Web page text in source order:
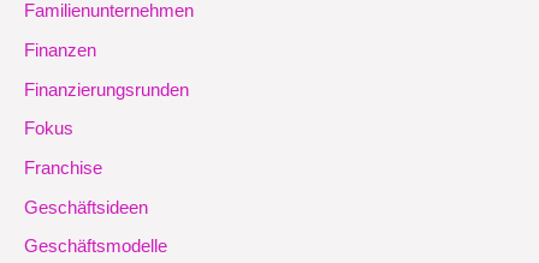
Familienunternehmen
Finanzen
Finanzierungsrunden
Fokus
Franchise
Geschäftsideen
Geschäftsmodelle